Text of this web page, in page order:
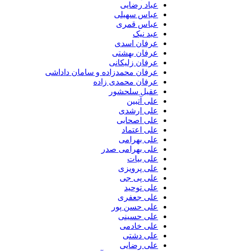
عباد رضایی
عباس سهیلی
عباس قمری
عبد نیک
عرفان اسدی
عرفان بهشتی
عرفان زلیکانی
عرفان محمدزاده و سامان داداشی
عرفان محمدی زاده
عقیل سلحشور
علی آتبین
علی ارشدی
علی اصحابی
علی اعتماد
علی بهرامی
علی بهرامی صدر
علی بیات
علی پرویزی
علی پی جی
علی توحید
علی جعفری
علی حسن پور
علی حسینی
علی خادمی
علی دشتی
علی رضایی